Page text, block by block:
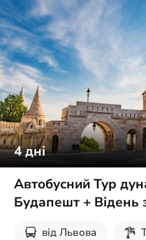
4дні
Автобусний Тур
Будапешт + Відень
від Львова